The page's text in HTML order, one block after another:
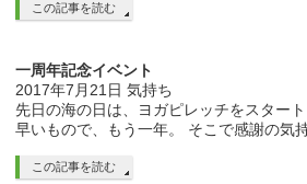
この記事を読む
一周年記念イベント
2017年7月21日 気持ち
先日の海の日は、ヨガピレッチをスター
早いもので、もう一年。 そこで感謝の気
この記事を読む